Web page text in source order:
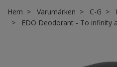
Hem Varumärken C-G
EDO Deodorant - To infinity